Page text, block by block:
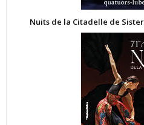
Nuits de la Citadelle de